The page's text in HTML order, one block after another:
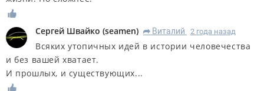
Сергей Швайко (seamen) R Виталий 2 года назад
Всяких утопичных идей в истории человечества
и без вашей хватает.
И прошлых, и существующих...